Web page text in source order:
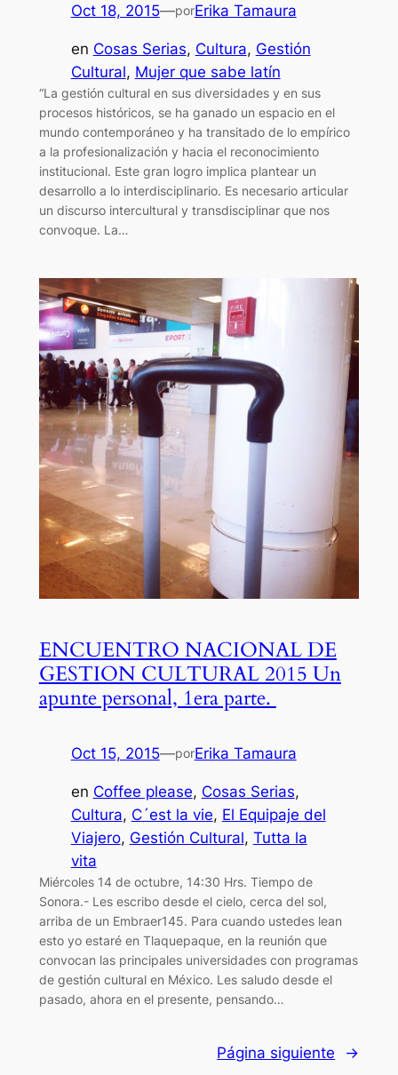
Oct 18, 2015—porErika Tamaura
en Cosas Serias, Cultura, Gestión
Cultural, Mujer que sabe latín
“La gestión cultural en sus diversidades y en sus
procesos históricos, se ha ganado un espacio en el
mundo contemporáneo y ha transitado de lo empírico
a la profesionalización y hacia el reconocimiento
institucional. Este gran logro implica plantear un
desarrollo a lo interdisciplinario. Es necesario articular
un discurso intercultural y transdisciplinar que nos
convoque. La…
ENCUENTRO NACIONAL DE
GESTION CULTURAL 2015 Un
apunte personal, 1era parte.
Oct 15, 2015—porErika Tamaura
en Coffee please, Cosas Serias
Cultura, C´est la vie, El Equipaje del
Viajero, Gestión Cultural, Tutta la
vita
Miércoles 14 de octubre, 14:30 Hrs. Tiempo de
Sonora.- Les escribo desde el cielo, cerca del sol,
arriba de un Embraer145. Para cuando ustedes lean
esto yo estaré en Tlaquepaque, en la reunión que
convocan las principales universidades con programas
de gestión cultural en México. Les saludo desde el
pasado, ahora en el presente, pensando…
Página siguiente →